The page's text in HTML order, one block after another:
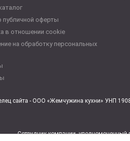
публичной оферты
в отношении cookie
на обработку персональных
сайта - ООО «Жемчужина кухни» УНП
Сотрудник компании, уполномоченный